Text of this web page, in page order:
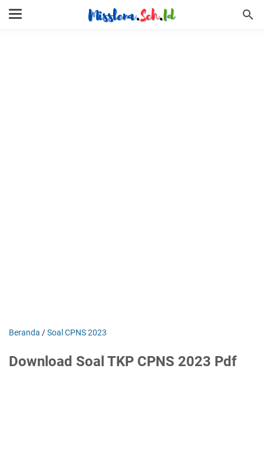
Beranda /Soal CPNS 2023
Download Soal TKP CPNS 2023 Pdf